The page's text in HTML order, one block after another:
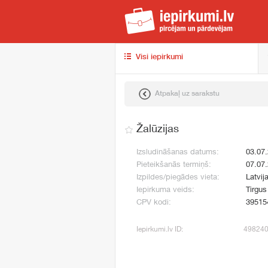
Visi iepirkumi
Atpakaļ uz sarakstu
Žalūzijas
Izsludināšanas datums:
Pieteikšanās termiņš:
Izpildes/piegādes vieta:
Latvija
Iepirkuma veids:
CPV kodi:
Iepirkumi.lv ID: